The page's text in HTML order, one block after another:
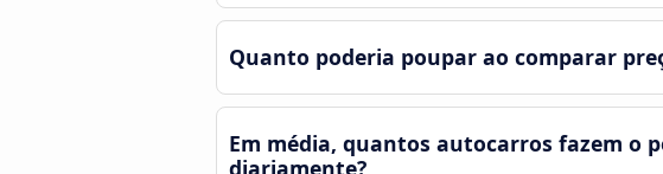
Quanto poderia poupar ao comparar
Em média, quantos autocarros fazem o
diariamente?